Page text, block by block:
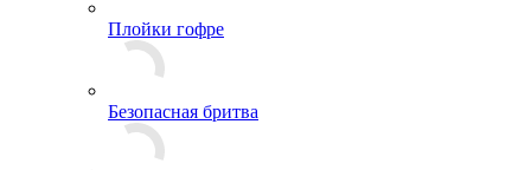
Плойки гофре
Безопасная бритва